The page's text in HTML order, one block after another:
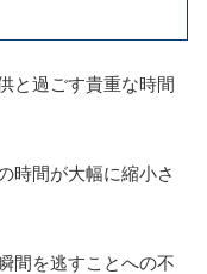
と過ごす貴重な時間
時間が大幅に縮小さ
間を逃すことへの不